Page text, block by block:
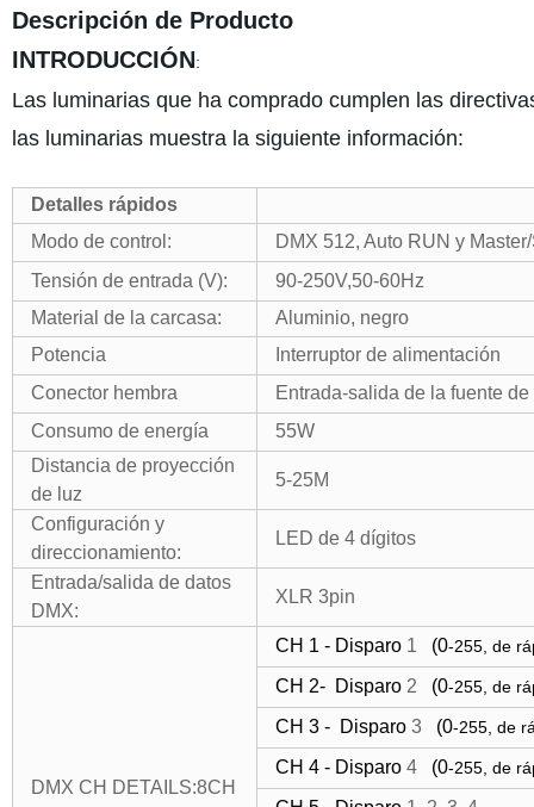
Descripción de Producto
INTRODUCCIÓN:
Las luminarias que ha comprado cumplen las
las luminarias muestra la siguiente información:
Detalles rápidos
Modo de control:
DMX 512, Auto RUN y
Tensión de entrada (V):
90-250V,50-60Hz
Material de la carcasa: Aluminio, negro
Potencia
Interruptor de alimentación
Conector hembra
Entrada-salida de la fuente
Consumo de energía
55W
Distancia de proyección
de luz
5-25M
Configuración y
direccionamiento:
LED de 4 dígitos
Entrada/salida de datos
DMX:
XLR 3pin
DMX CH DETAILS:8CH
CH 1 - Disparo1 (0-255, de
CH 2- Disparo2 (0-255, de
CH 3 - Disparo3(0-255, de
CH 4 - Disparo4(0-255, de